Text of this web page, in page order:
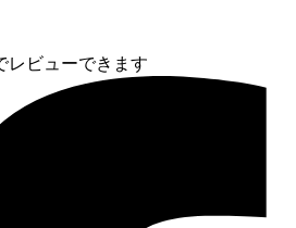
レビューできます